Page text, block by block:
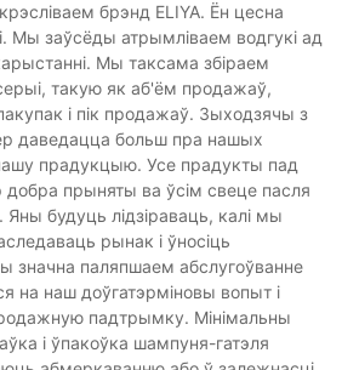
брэнд ELIYA. Ён цесна
Мы заўсёды атрымліваем водгукі ад
Мы таксама збіраем
такую ​​як аб'ём продажаў,
і пік продажаў. Зыходзячы з
даведацца больш пра нашых
нашу прадукцыю. Усе прадукты пад
прыняты ва ўсім свеце пасля
будуць лідзіраваць, калі мы
рынак і ўносіць
значна паляпшаем абслугоўванне
на наш доўгатэрміновы вопыт і
падтрымку. Мінімальны
і ўпакоўка шампуня-гатэля